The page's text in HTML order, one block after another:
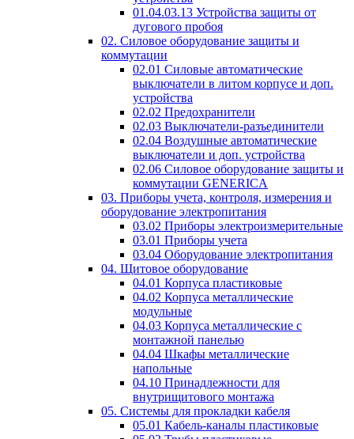
01.04.03.13 Устройства защиты от
дугового пробоя
02. Силовое оборудование защиты и
коммутации
02.01 Силовые автоматические
выключатели в литом корпусе и доп.
устройства
02.02 Предохранители
02.03 Выключатели-разъединители
02.04 Воздушные автоматические
выключатели и доп. устройства
02.06 Силовое оборудование защиты и
коммутации GENERICA
03. Приборы учета, контроля, измерения и
оборудование электропитания
03.02 Приборы электроизмерительные
03.01 Приборы учета
03.04 Оборудование электропитания
04. Щитовое оборудование
04.01 Корпуса пластиковые
04.02 Корпуса металлические
модульные
04.03 Корпуса металлические с
монтажной панелью
04.04 Шкафы металлические
напольные
04.10 Принадлежности для
внутрищитового монтажа
05. Системы для прокладки кабеля
05.01 Кабель-каналы пластиковые